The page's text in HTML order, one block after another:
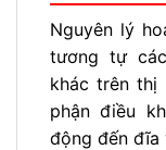
Nguyên lý
tương tự
khác trên thị
phận điều
động đến đĩa